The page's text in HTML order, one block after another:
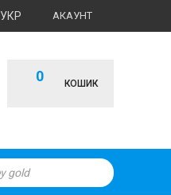
АКАУНТ
УКР
0 КОШИК